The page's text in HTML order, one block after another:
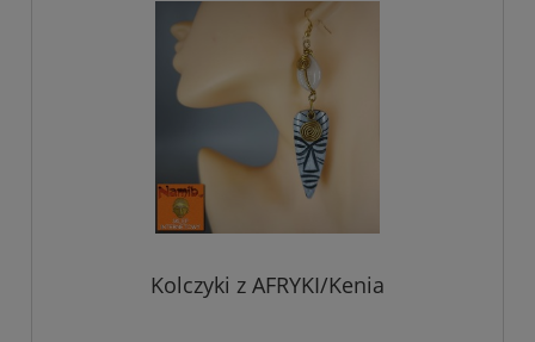
Kolczyki z AFRYKI/Kenia